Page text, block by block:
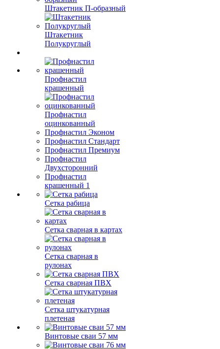
Штакетник П-образный
Штакетник
Полукруглый
Профнастил
крашенный
Профнастил
оцинкованный
Профнастил Эконом
Профнастил Стандарт
Профнастил Премиум
Профнастил
Двухсторонний
Профнастил
крашенный 1
Сетка рабица
Сетка сварная в картах
Сетка сварная в
рулонах
Сетка сварная ПВХ
Сетка штукатурная
плетеная
Винтовые сваи 57 мм